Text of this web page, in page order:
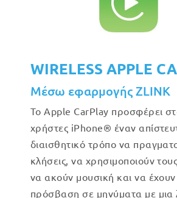
WIRELESS APPLE
Μέσω εφαρμογής ZLINK
Το Apple CarPlay προσφέρει
χρήστες iPhone® έναν
διαισθητικό τρόπο να
κλήσεις, να χρησιμοποιούν
να ακούν μουσική και να έχουν
πρόσβαση σε μηνύματα με μια